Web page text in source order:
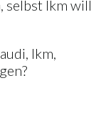
selbst lkm will
lkm,